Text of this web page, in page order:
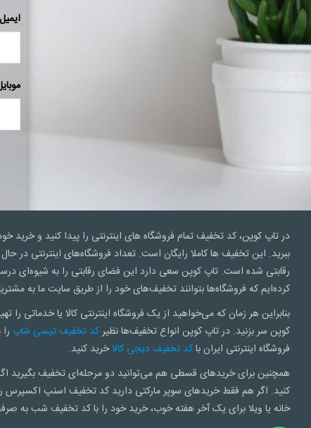
ایمیل
در تاپ کوپن، کد تخفیف تمام فروشگاه های اینترنتی را پیدا کنید و خرید
ببرید. این تخفیف ها کاملا رایگان است. تعداد فروشگاه‌های اینترنتی
رقابتی شده است. تاپ کوپن سعی‌ دارد این فضای رقابتی را به شیوه‌ای
کرده‌ایم که فروشگاه‌ها بتوانند تخفیف‌های خود را از طریق سایت ما به
بنابراین هر زمان که می‌خواهید از یک فروشگاه اینترنتی کالا یا خدماتی را
کوپن سر بزنید. در تاپ کوپن انواع تخفیف‌ها نظیرکد تخفیف تپسی شاپ
فروشگاه اینترنتی ایران باکد تخفیف دیجی کالاخرید کنید.
همچنین برای خریدهای قسطی هم می‌توانید دو مرحله‌ای تخفیف بگیرید
کنید. اگر هم فقط خریدهای سوپر مارکتی دارید کد تخفیف اسنپ اکسپرس
خانه یا ویلا برای یک آخر هفته خوب، خرید خود را با کد تخفیف شب به